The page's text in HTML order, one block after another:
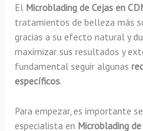
El Microblading de Cejas en
tratamientos de belleza más
gracias a su efecto natural y
maximizar sus resultados y
fundamental seguir algunas
específicos.
Para empezar, es importante
especialista en Microblading